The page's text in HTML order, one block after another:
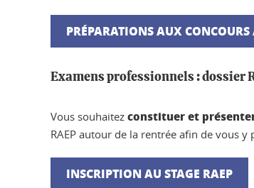
PRÉPARATIONS AUX CONCOURS
Examens professionnels : dossier
Vous souhaitez constituer et
RAEP autour de la rentrée afin de vous y
INSCRIPTION AU STAGE RAEP